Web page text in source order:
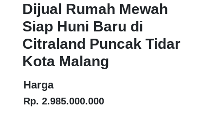
Dijual Rumah Mewah
Siap Huni Baru di
Citraland Puncak Tidar
Kota Malang
Harga
Rp. 2.985.000.000